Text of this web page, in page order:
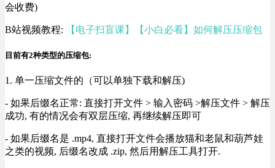
会收费)
B站视频教程: 【电子扫盲课】【小白必看】如何解压压缩包
目前有2种类型的压缩包:
1. 单一压缩文件的（可以单独下载和解压)
- 如果后缀名正常: 直接打开文件 > 输入密码 >解压文件 > 解压
成功, 有的情况会有双层压缩, 再继续解压即可
- 如果后缀名是 .mp4, 直接打开文件会播放猫和老鼠和葫芦娃
之类的视频, 后缀名改成 .zip, 然后用解压工具打开.